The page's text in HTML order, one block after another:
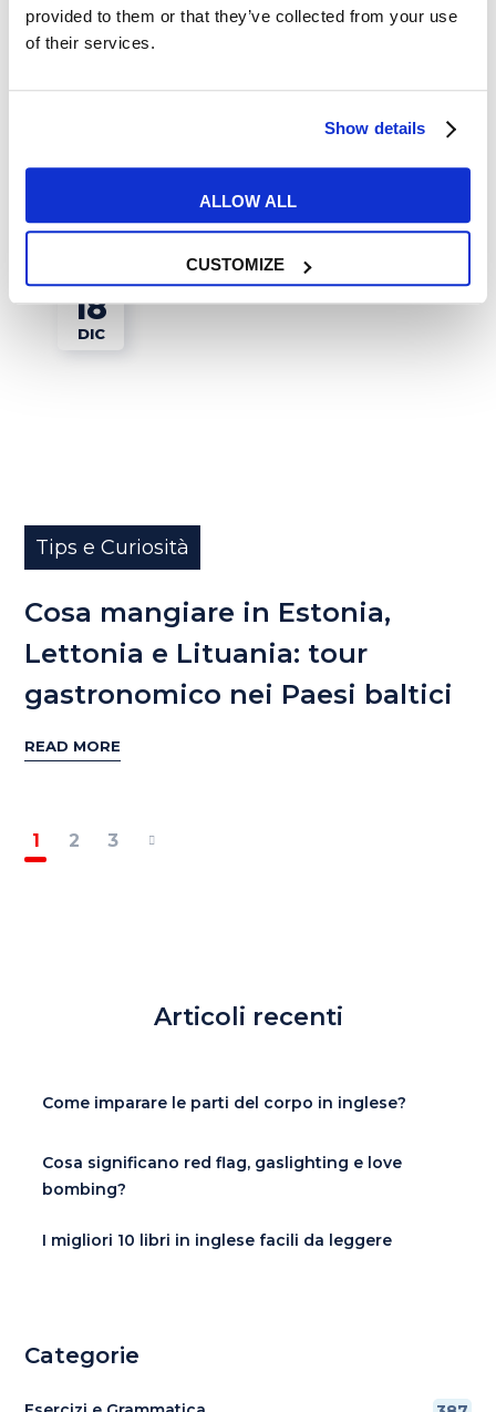
provided to them or that they’ve collected from your use
of their services.
Show details
ALLOW ALL
CUSTOMIZE
Tips e Curiosità
Come descrivere il cibo in
18
DIC
Tips e Curiosità
Cosa mangiare in Estonia,
Lettonia e Lituania: tour
gastronomico nei Paesi baltici
READ MORE
1 2 3
Articoli recenti
Come imparare le parti del corpo in inglese?
Cosa significano red flag, gaslighting e love
bombing?
I migliori 10 libri in inglese facili da leggere
Categorie